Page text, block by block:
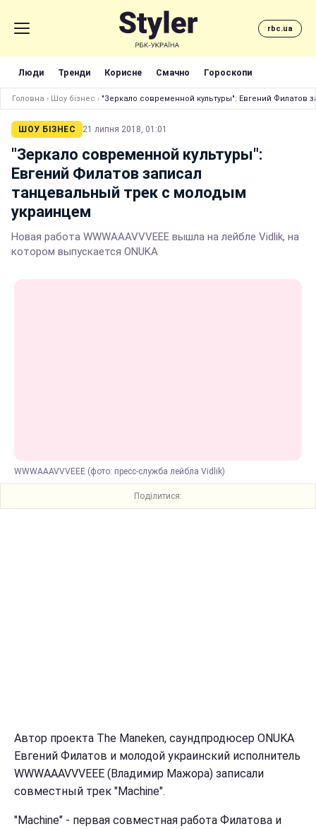
rbc.ua
Люди Тренди Корисне Смачно Гороскопи
Головна › Шоу бізнес › "Зеркало современной культуры": Евгений
ШОУ БІЗНЕС 21 липня 2018, 01:01
"Зеркало современной культуры":
Евгений Филатов записал
танцевальный трек с молодым
украинцем
Новая работа WWWAAAVVVEEE вышла на лейбле Vidlik, на
котором выпускается ONUKA
WWWAAAVVVEEE (фото: пресс-служба лейбла Vidlik)
Поділитися:
Автор проекта The Maneken, саундпродюсер ONUKA
Евгений Филатов и молодой украинский исполнитель
WWWAAAVVVEEE (Владимир Мажора) записали
совместный трек "Machine".
"Machine" - первая совместная работа Филатова и